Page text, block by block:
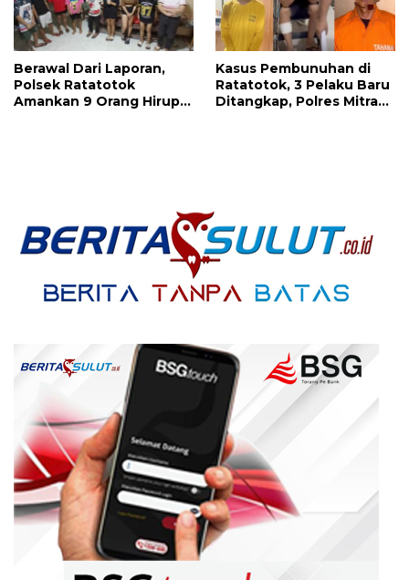
Berawal Dari Laporan,
Polsek Ratatotok
Amankan 9 Orang Hirup
Kasus Pembunuhan di
Ratatotok, 3 Pelaku Baru
Ditangkap, Polres Mitra